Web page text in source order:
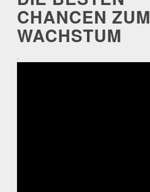
CHANCEN ZUM
WACHSTUM
.